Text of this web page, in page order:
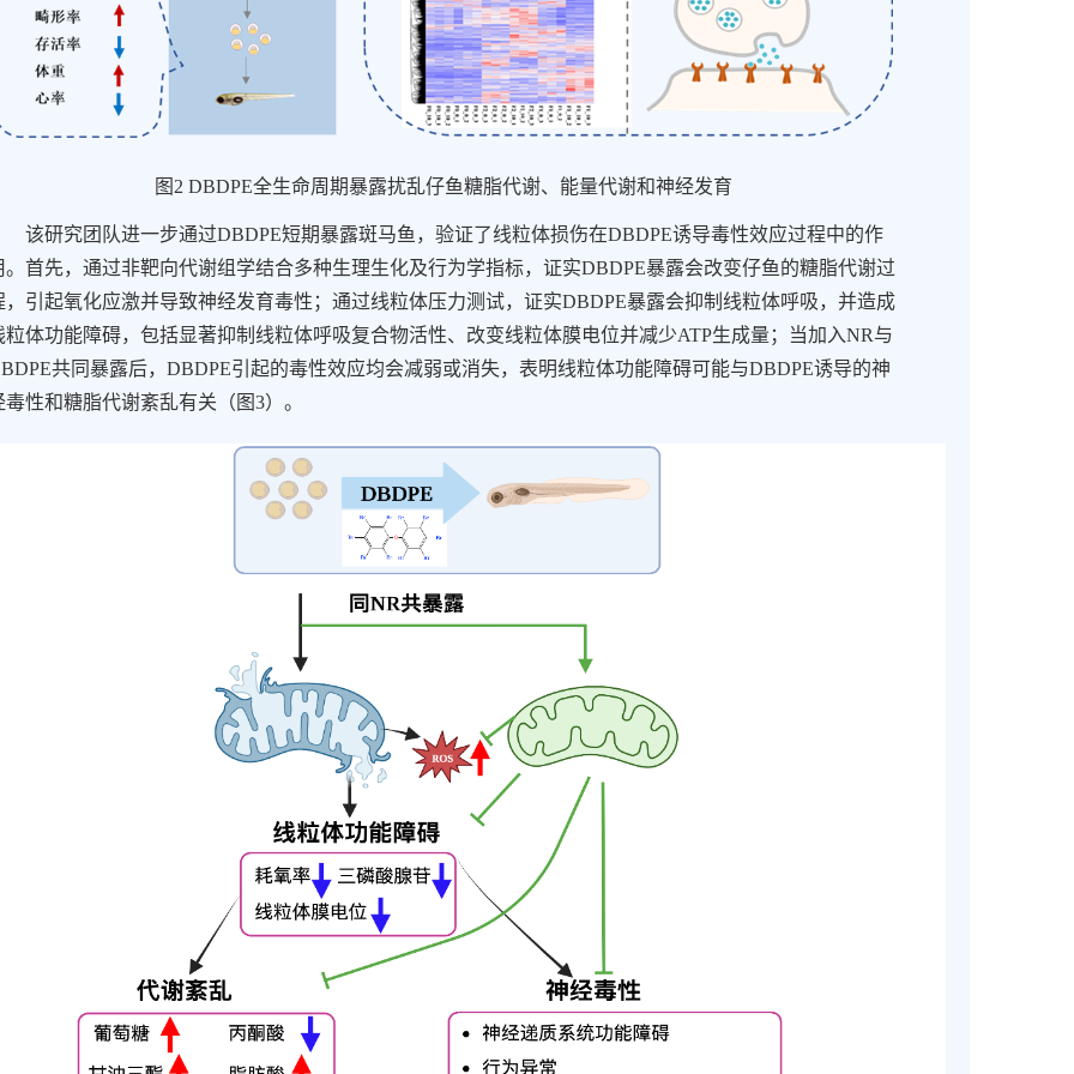
图 2 DBDPE全生命周期暴露扰乱仔鱼糖脂代谢、能量代谢和神经发育
该研究团队进一步通过DBDPE短期暴露斑马鱼，验证了线粒体损伤在DBDPE诱导毒性效应过程中的作
。首先，通过非靶向代谢组学结合多种生理生化及行为学指标，证实DBDPE暴露会改变仔鱼的糖脂代谢过
，引起氧化应激并导致神经发育毒性；通过线粒体压力测试，证实DBDPE暴露会抑制线粒体呼吸，并造成
粒体功能障碍，包括显著抑制线粒体呼吸复合物活性、改变线粒体膜电位并减少ATP生成量；当加入NR与
共同暴露后， DBDPE引起的毒性效应均会减弱或消失，表明线粒体功能障碍可能与DBDPE诱导的神
毒性和糖脂代谢紊乱有关（图3）。